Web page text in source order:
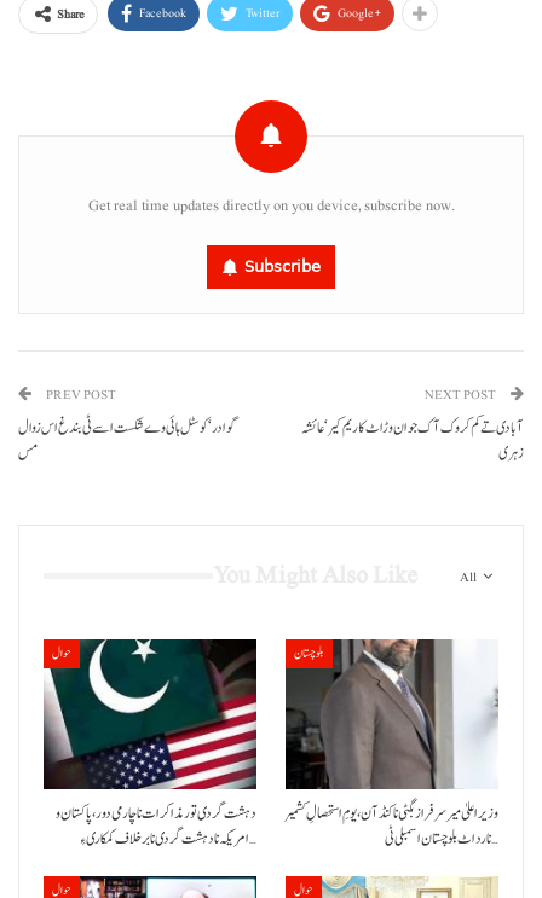
Share Facebook Twitter Google+
Get real time updates directly on you device, subscribe now.
Subscribe
PREV POST
گوادر‘ کوسٹل ہائی وے شکست اسے ٹی بندغ اس زوال
مس
NEXT POST
آبادی تے کم کروک آک جوان وڑاٹ کاریم کیر‘ عائشہ
زہری
All
حوال
دہشت گردی تور مذاکرات نا چارمی دور،پاکستان و
امریکہ نا دہشت گردی نا برخلاف کمکاری ءِ…
بلوچستان
وزیراعلیٰ میر سرفراز بگٹی نا کنڈ آن،یومِ استحصالِ کشمیر
نا رد اٹ بلوچستان اسمبلی ٹی…
حوال حوال